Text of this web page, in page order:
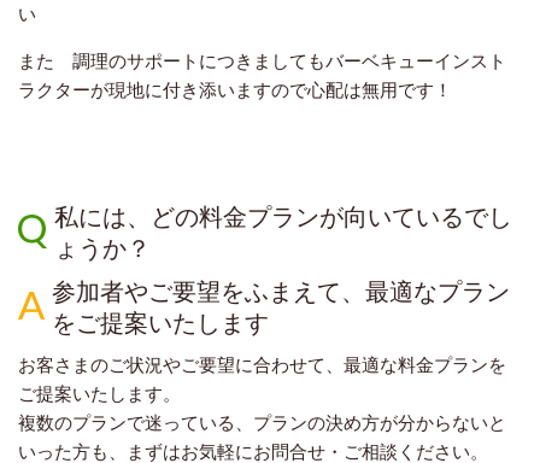
い
また 調理のサポートにつきましてもバーベキューインスト
ラクターが現地に付き添いますので心配は無用です！
私には、どの料金プランが向いているでし
ょうか？
参加者やご要望をふまえて、最適なプラン
をご提案いたします
お客さまのご状況やご要望に合わせて、最適な料金プランを
ご提案いたします。
複数のプランで迷っている、プランの決め方が分からないと
いった方も、まずはお気軽にお問合せ・ご相談ください。